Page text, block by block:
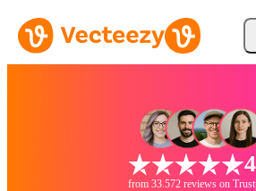
from 33.572 reviews on